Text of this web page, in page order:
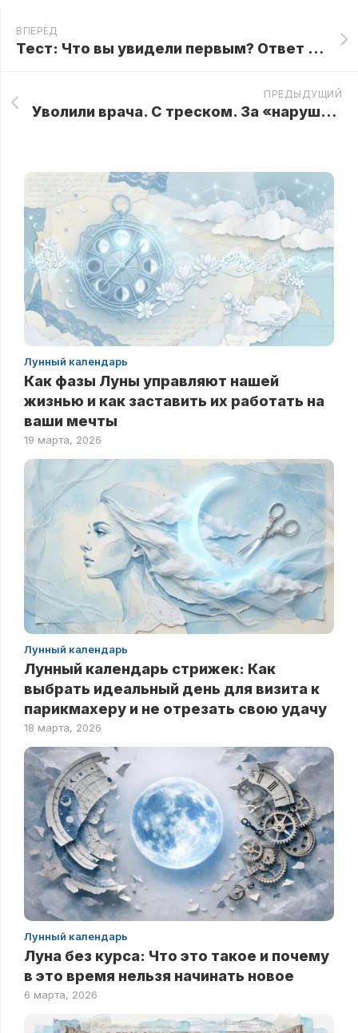
ВПЕРЁД
Тест: Что вы увидели первым? Ответ раскроет важную тайную вашего подсознания
ПРЕДЫДУЩИЙ
Уволили врача. С треском. За «нарушение, несоответствие и прочая, и прочая». Тихая спокойная женщина
Лунный календарь
Как фазы Луны управляют нашей
жизнью и как заставить их работать на
ваши мечты
19 марта, 2026
Лунный календарь
Лунный календарь стрижек: Как
выбрать идеальный день для визита к
парикмахеру и не отрезать свою удачу
18 марта, 2026
Лунный календарь
Луна без курса: Что это такое и почему
в это время нельзя начинать новое
6 марта, 2026